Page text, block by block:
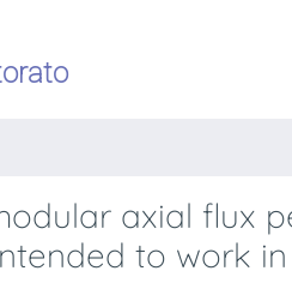
axial flux
to work